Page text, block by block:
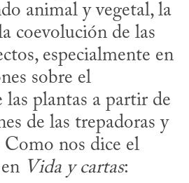
animal y vegetal, la
coevolución de las
especialmente en
sobre el
plantas a partir de
de las trepadoras y
Como nos dice el
Vida y cartas: